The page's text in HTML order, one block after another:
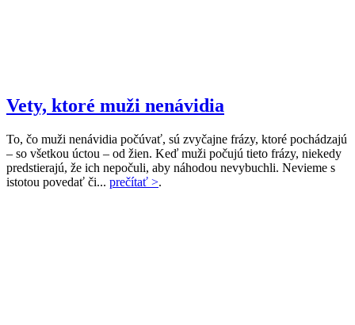
Vety, ktoré muži nenávidia
To, čo muži nenávidia počúvať, sú zvyčajne frázy, ktoré pochádzajú
– so všetkou úctou – od žien. Keď muži počujú tieto frázy, niekedy
predstierajú, že ich nepočuli, aby náhodou nevybuchli. Nevieme s
istotou povedať či... prečítať >.